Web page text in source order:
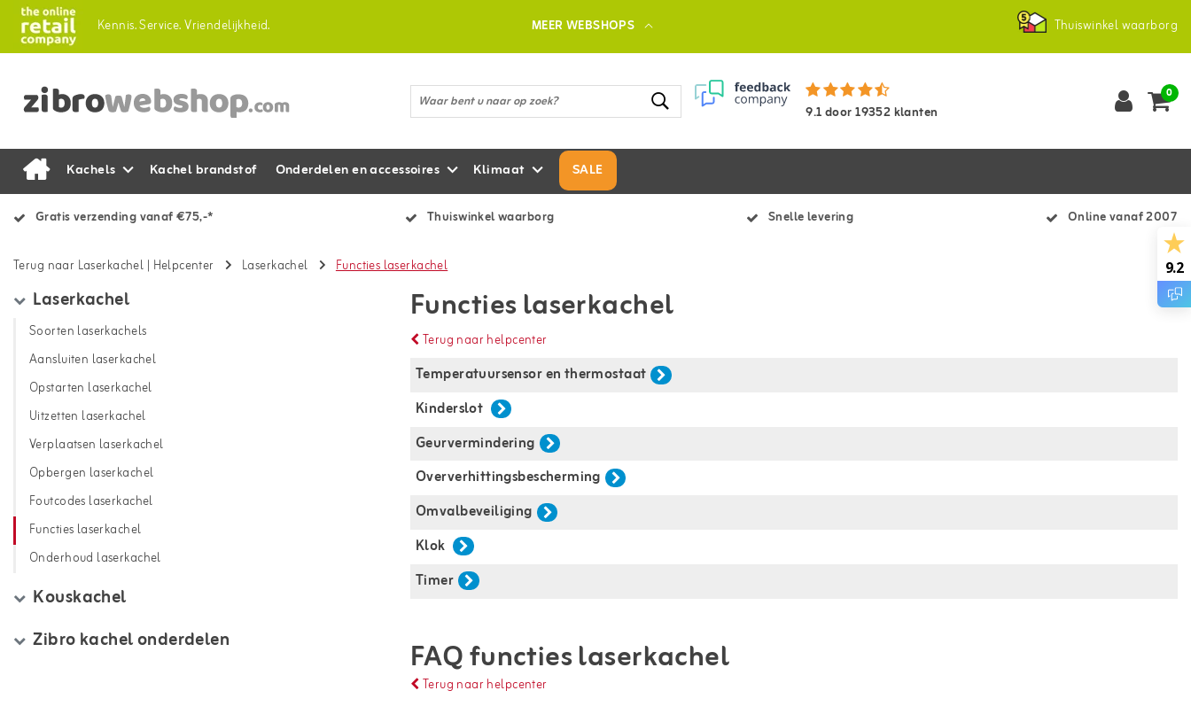
Kennis.Service.Vriendelijkheid. MEER WEBSHOPS Thuiswinkel waarborg
9.1door19352klanten
0
Kachels Kachel brandstof Onderdelen en accessoires Klimaat SALE
Gratis verzending vanaf €75,-* Thuiswinkel waarborg Snelle levering Online vanaf 2007
Terug naar Laserkachel | Helpcenter Laserkachel Functies laserkachel
Laserkachel
Soorten laserkachels
Aansluiten laserkachel
Opstarten laserkachel
Uitzetten laserkachel
Verplaatsen laserkachel
Opbergen laserkachel
Foutcodes laserkachel
Functies laserkachel
Onderhoud laserkachel
Kouskachel
Zibro kachel onderdelen
Functies laserkachel
Terug naar helpcenter
Temperatuursensor en thermostaat
Kinderslot
Geurvermindering
Oververhittingsbescherming
Omvalbeveiliging
Klok
Timer
FAQ functies laserkachel
Terug naar helpcenter
9.2